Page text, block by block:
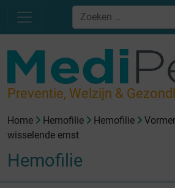
Preventie, Welzijn &
Home Hemofilie Hemofilie
wisselende ernst
Hemofilie